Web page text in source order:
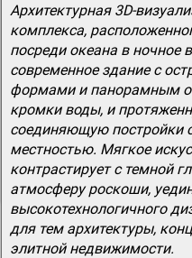
Архитектурная 3D-
комплекса,
посреди океана в ночное
современное здание с
формами и панорамным
кромки воды, и
соединяющую постройки
местностью. Мягкое
контрастирует с темной
атмосферу роскоши,
высокотехнологичного
для тем архитектуры,
элитной недвижимости.